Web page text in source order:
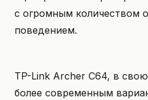
с огромным количеством
поведением.
TP-Link Archer C64, в
более современным